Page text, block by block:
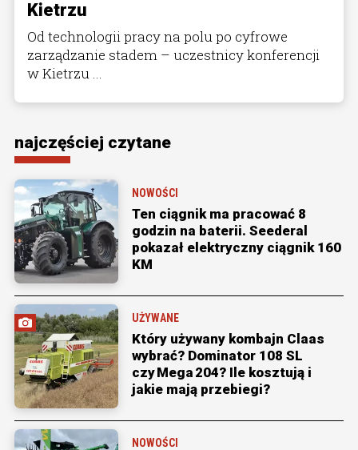
Kietrzu
Od technologii pracy na polu po cyfrowe
zarządzanie stadem – uczestnicy konferencji
w Kietrzu ...
najczęściej czytane
NOWOŚCI
Ten ciągnik ma pracować 8
godzin na baterii. Seederal
pokazał elektryczny ciągnik 160
KM
UŻYWANE
Który używany kombajn Claas
wybrać? Dominator 108 SL
czy Mega 204? Ile kosztują i
jakie mają przebiegi?
NOWOŚCI